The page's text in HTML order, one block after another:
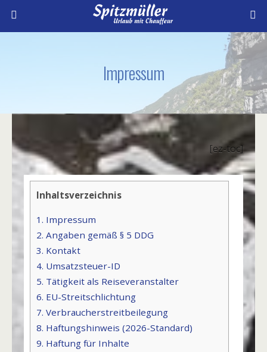
Impressum
[ez-toc]
Inhaltsverzeichnis
1. Impressum
2. Angaben gemäß § 5 DDG
3. Kontakt
4. Umsatzsteuer-ID
5. Tätigkeit als Reiseveranstalter
6. EU-Streitschlichtung
7. Verbraucherstreitbeilegung
8. Haftungshinweis (2026-Standard)
9. Haftung für Inhalte